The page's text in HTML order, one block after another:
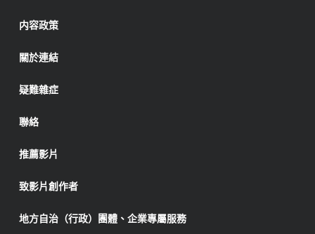
内容政策
關於連結
疑難雜症
聯絡
推薦影片
致影片創作者
地方自治（行政）團體、企業專屬服務